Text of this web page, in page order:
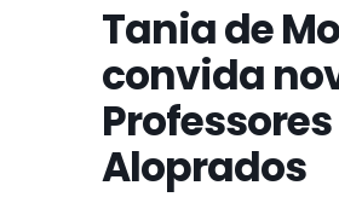
Tania de
convida
Professores
Aloprados